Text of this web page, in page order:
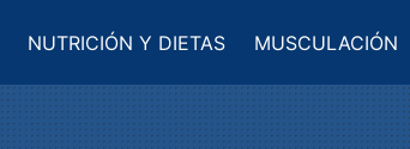
NUTRICIÓN Y DIETAS MUSCULACIÓN